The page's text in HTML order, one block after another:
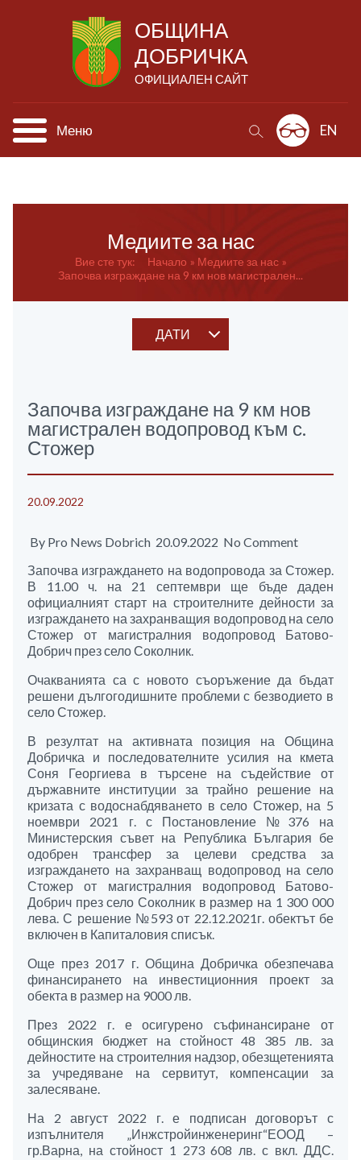
ОБЩИНА
ДОБРИЧКА
ОФИЦИАЛЕН САЙТ
Меню EN
Медиите за нас
Вие сте тук: Начало
Медиите за нас
Започва изграждане на 9 км нов магистрален...
ДАТИ
Започва изграждане на 9 км нов
магистрален водопровод към с.
Стожер
20.09.2022
By Pro News Dobrich 20.09.2022 No Comment
Започва изграждането на водопровода за Стожер.
В 11.00 ч. на 21 септември ще бъде даден
официалният старт на строителните дейности за
изграждането на захранващия водопровод на село
Стожер от магистралния водопровод Батово-
Добрич през село Соколник.
Очакванията са с новото съоръжение да бъдат
решени дългогодишните проблеми с безводието в
село Стожер.
В резултат на активната позиция на Община
Добричка и последователните усилия на кмета
Соня Георгиева в търсене на съдействие от
държавните институции за трайно решение на
кризата с водоснабдяването в село Стожер, на 5
ноември 2021 г. с Постановление №376 на
Министерския съвет на Република България бе
одобрен трансфер за целеви средства за
изграждането на захранващ водопровод на село
Стожер от магистралния водопровод Батово-
Добрич през село Соколник в размер на 1 300 000
лева. С решение №593 от 22.12.2021г. обектът бе
включен в Капиталовия списък.
Още през 2017 г. Община Добричка обезпечава
финансирането на инвестиционния проект за
обекта в размер на 9000 лв.
През 2022 г. е осигурено съфинансиране от
общинския бюджет на стойност 48 385 лв. за
дейностите на строителния надзор, обезщетенията
за учредяване на сервитут, компенсации за
залесяване.
На 2 август 2022 г. е подписан договорът с
изпълнителя „Инжстройинженеринг“ЕООД –
гр.Варна, на стойност 1 273 608 лв. с вкл. ДДС.